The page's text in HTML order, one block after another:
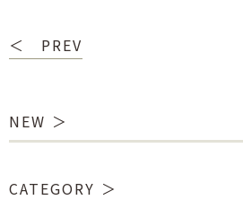
＜ PREV
NEW
CATEGORY